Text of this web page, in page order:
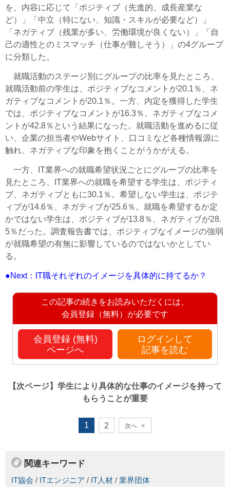
を、内容に応じて「ポジティブ（先進的、成長産業な
ど）」「中立（特にない、知識・スキルが必要など）」
「ネガティブ（残業が多い、労働環境が良くない）」「自
己の適性とのミスマッチ（仕事が難しそう）」の4グループ
に分類した。
就職活動のステージ別にグループの比率を見たところ、
就職活動前の学生は、ポジティブなコメントが20.1％、ネ
ガティブなコメントが20.1％。一方、内定を獲得した学生
では、ポジティブなコメントが16.3％、ネガティブなコメ
ントが42.8％という結果になった。就職活動を進めるに従
い、企業の担当者やWebサイト、口コミなど各種情報源に
触れ、ネガティブな印象を抱くことがうかがえる。
一方、IT業界への就職希望状況ごとにグループの比率を
見たところ、IT業界への就職を希望する学生は、ポジティ
ブ、ネガティブともに30.1％。希望しない学生は、ポジテ
ィブが14.6％、ネガティブが25.6％。就職を希望するか定
かではない学生は、ポジティブが13.8％、ネガティブが28.
5％だった。調査報告書では、ポジティブなイメージの強弱
が就職希望の有無に影響しているのではないかとしてい
る。
●Next：IT職それぞれのイメージを具体的に持てるか？
この記事の続きをお読みいただくには、
会員登録（無料）が必要です
会員登録 (無料)
ページへ
ログインして
記事を読む
【次ページ】 学生により具体的な仕事のイメージを持って
もらうことが重要
1 2 次へ >
関連キーワード
IT協会 / ITエンジニア / IT人材 / 業界団体